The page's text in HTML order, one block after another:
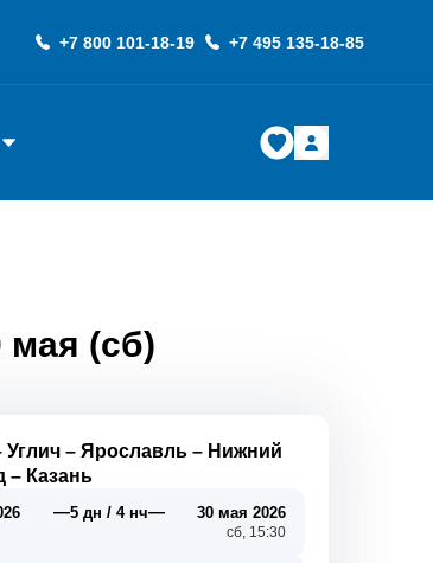
+7 800 101-18-19 +7 495 135-18-85
мая (сб)
Углич –Ярославль – Нижний
– Казань
—5 дн / 4 нч— 30 мая 2026
сб, 15:30